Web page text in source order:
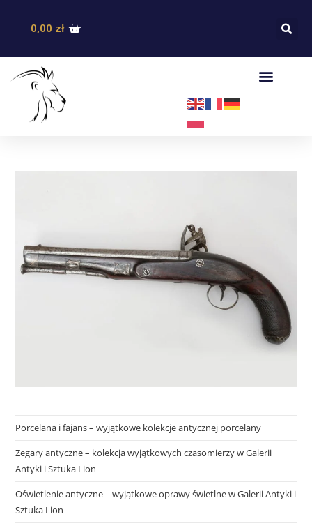
0,00 zł
Porcelana i fajans – wyjątkowe kolekcje antycznej porcelany
Zegary antyczne – kolekcja wyjątkowych czasomierzy w Galerii
Antyki i Sztuka Lion
Oświetlenie antyczne – wyjątkowe oprawy świetlne w Galerii Antyki i
Sztuka Lion